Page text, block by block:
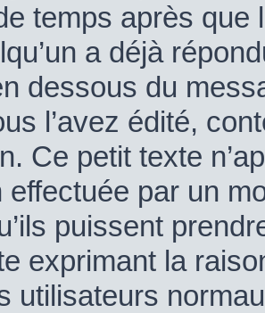
temps après que
a déjà
dessous du
l’avez édité,
Ce petit texte
effectuée par un
puissent
exprimant la
utilisateurs